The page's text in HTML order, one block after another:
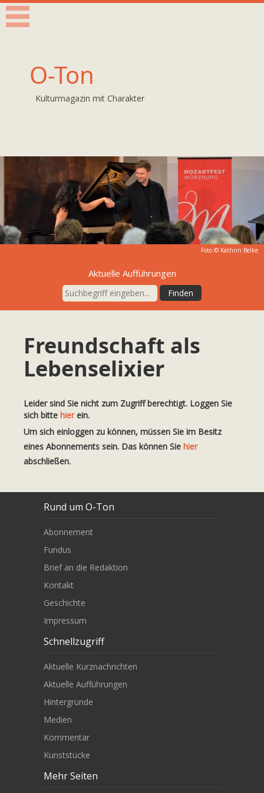
O-Ton
Kulturmagazin mit Charakter
Foto © Kathrin Belke
Aktuelle Aufführungen
Freundschaft als
Lebenselixier
Leider sind Sie nicht zum Zugriff berechtigt. Loggen Sie
sich bitte hierein.
Um sich einloggen zu können, müssen Sie im Besitz
eines Abonnements sein. Das können Sie hier
abschließen.
Rund um O-Ton
Abonnement
Fundus
Brief an die Redaktion
Kontakt
Geschichte
Impressum
Schnellzugriff
Aktuelle Kurznachrichten
Aktuelle Aufführungen
Hintergründe
Medien
Kommentar
Kunststücke
Mehr Seiten